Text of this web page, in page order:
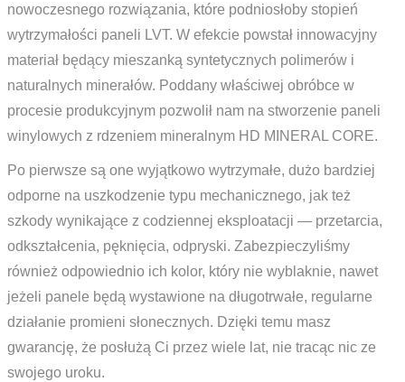
nowoczesnego rozwiązania, które podniosłoby stopień
wytrzymałości paneli LVT. W efekcie powstał innowacyjny
materiał będący mieszanką syntetycznych polimerów i
naturalnych minerałów. Poddany właściwej obróbce w
procesie produkcyjnym pozwolił nam na stworzenie paneli
winylowych z rdzeniem mineralnym HD MINERAL CORE.
Po pierwsze są one wyjątkowo wytrzymałe, dużo bardziej
odporne na uszkodzenie typu mechanicznego, jak też
szkody wynikające z codziennej eksploatacji — przetarcia,
odkształcenia, pęknięcia, odpryski. Zabezpieczyliśmy
również odpowiednio ich kolor, który nie wyblaknie, nawet
jeżeli panele będą wystawione na długotrwałe, regularne
działanie promieni słonecznych. Dzięki temu masz
gwarancję, że posłużą Ci przez wiele lat, nie tracąc nic ze
swojego uroku.